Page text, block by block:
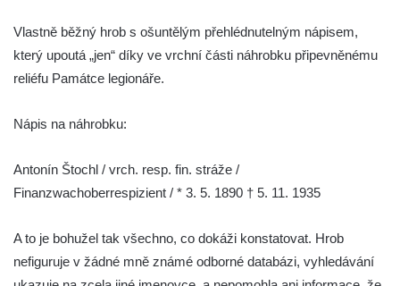
Kenotaf Šimona Valhy na starém hřbitově v
Kamenném Újezdě
hřbitově v Kamenném Újezdě
Kamenném Újezdě
Kenotaf Jana Mojžiše na hřbitově ve
Kenotaf Josefa Jílka na hřbitově ve
Velešíně
Vlastně běžný hrob s ošuntělým přehlédnutelným nápisem,
který upoutá „jen“ díky ve vrchní části náhrobku připevněnému
reliéfu Památce legionáře.
Nápis na náhrobku:
Antonín Štochl / vrch. resp. fin. stráže /
Finanzwachoberrespizient / * 3. 5. 1890 † 5. 11. 1935
A to je bohužel tak všechno, co dokáži konstatovat. Hrob
nefiguruje v žádné mně známé odborné databázi, vyhledávání